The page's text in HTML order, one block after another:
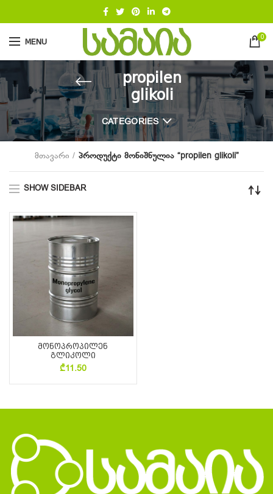
MENU 0
propilen
glikoli
CATEGORIES
მთავარი პროდუქტი მონიშნულია “propilen glikoli”
SHOW SIDEBAR
მონოპროპილენ
გლიკოლი
₾11.50